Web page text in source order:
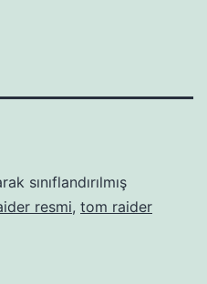
sınıflandırılmış
resmi, tom raider